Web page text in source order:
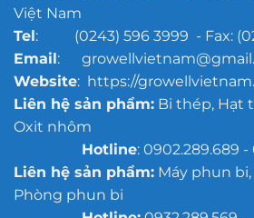
Việt Nam
Tel: (0243) 596 3999 - Fax:
Email:
Website: https://
Liên hệ sản phẩm:Bi thép, Hạt
Oxit nhôm
Hotline: 0902.289.689 -
Liên hệ sản phẩm:Máy phun bi,
Phòng phun bi